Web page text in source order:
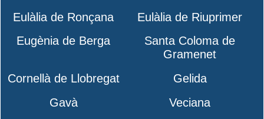
Eulàlia de Ronçana
Eulàlia de Riuprimer
Eugènia de Berga
Santa Coloma de
Gramenet
Cornellà de Llobregat
Gelida
Gavà
Veciana